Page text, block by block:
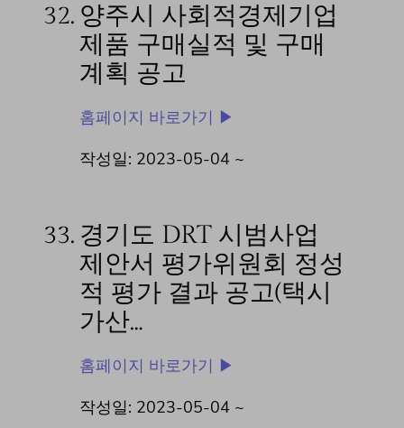
32. 양주시 사회적경제기업
제품 구매실적 및 구매
계획 공고
홈페이지 바로가기 ▶
작성일: 2023-05-04 ~
33. 경기도 DRT 시범사업
제안서 평가위원회 정성
적 평가 결과 공고(택시
가산…
홈페이지 바로가기 ▶
작성일: 2023-05-04 ~